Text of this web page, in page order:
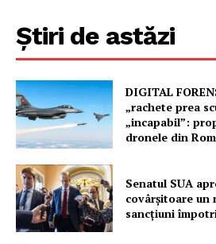
FREEDOM HOUSE
Știri de astăzi
DIGITAL
„rachete prea
„incapabil”:
dronele din
Senatul SUA
covârșitoare un
sancțiuni